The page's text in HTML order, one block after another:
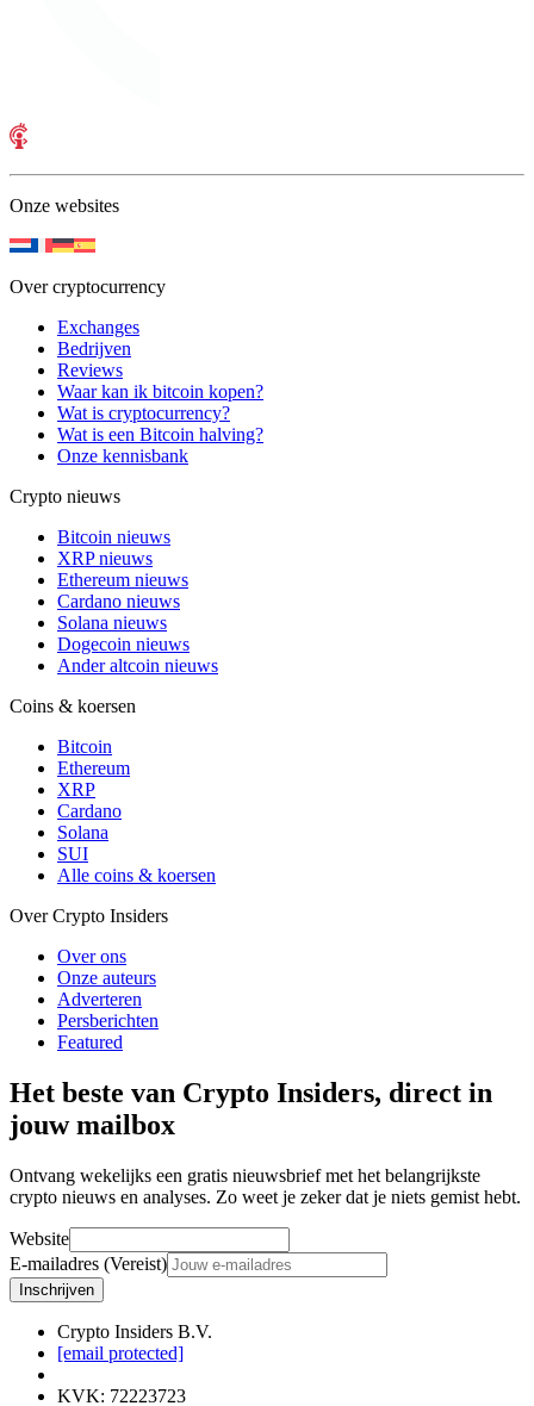
Onze websites
Over cryptocurrency
Exchanges
Bedrijven
Reviews
Waar kan ik bitcoin kopen?
Wat is cryptocurrency?
Wat is een Bitcoin halving?
Onze kennisbank
Crypto nieuws
Bitcoin nieuws
XRP nieuws
Ethereum nieuws
Cardano nieuws
Solana nieuws
Dogecoin nieuws
Ander altcoin nieuws
Coins & koersen
Bitcoin
Ethereum
XRP
Cardano
Solana
SUI
Alle coins & koersen
Over Crypto Insiders
Over ons
Onze auteurs
Adverteren
Persberichten
Featured
Het beste van Crypto Insiders, direct in
jouw mailbox
Ontvang wekelijks een gratis nieuwsbrief met het belangrijkste
crypto nieuws en analyses. Zo weet je zeker dat je niets gemist hebt.
Website
E-mailadres (Vereist)
Inschrijven
Crypto Insiders B.V.
[email protected]
KVK: 72223723